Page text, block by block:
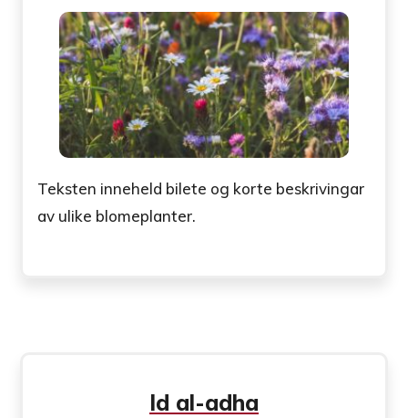
Teksten inneheld bilete og korte beskrivingar
av ulike blomeplanter.
Id al-adha